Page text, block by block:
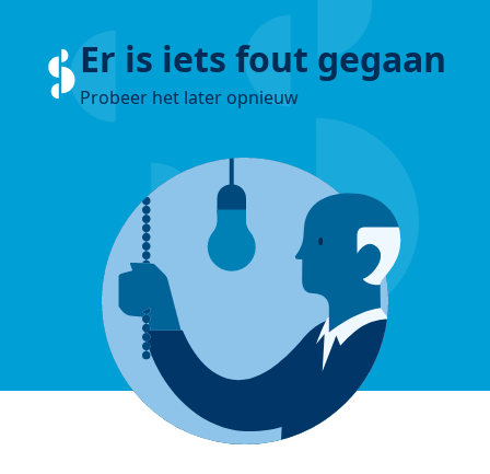
Er is iets fout gegaan
Probeer het later opnieuw